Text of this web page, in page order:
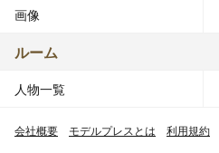
画像
ルーム
人物一覧
会社概要 モデルプレスとは 利用規約